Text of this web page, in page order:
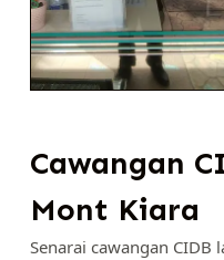
Cawangan
Mont Kiara
Senarai cawangan CIDB